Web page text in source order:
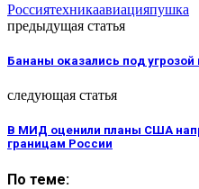
Россиятехникаавиацияпушка
предыдущая статья
Бананы оказались под угрозой
следующая статья
В МИД оценили планы США
границам России
По теме: